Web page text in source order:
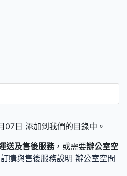
日 添加到我們的目錄中。
送及售後服務，或需要辦公室空
訂購與售後服務說明 辦公室空間